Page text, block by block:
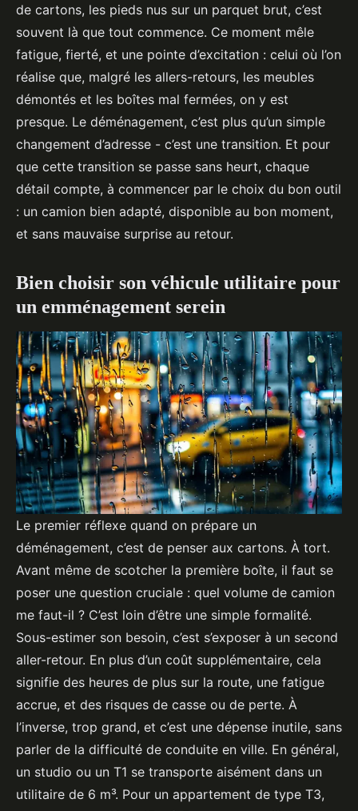
de cartons, les pieds nus sur un parquet brut, c’est
souvent là que tout commence. Ce moment mêle
fatigue, fierté, et une pointe d’excitation : celui où l’on
réalise que, malgré les allers-retours, les meubles
démontés et les boîtes mal fermées, on y est
presque. Le déménagement, c’est plus qu’un simple
changement d’adresse - c’est une transition. Et pour
que cette transition se passe sans heurt, chaque
détail compte, à commencer par le choix du bon outil
: un camion bien adapté, disponible au bon moment,
et sans mauvaise surprise au retour.
Bien choisir son véhicule utilitaire pour
un emménagement serein
Le premier réflexe quand on prépare un
déménagement, c’est de penser aux cartons. À tort.
Avant même de scotcher la première boîte, il faut se
poser une question cruciale : quel volume de camion
me faut-il ? C’est loin d’être une simple formalité.
Sous-estimer son besoin, c’est s’exposer à un second
aller-retour. En plus d’un coût supplémentaire, cela
signifie des heures de plus sur la route, une fatigue
accrue, et des risques de casse ou de perte. À
l’inverse, trop grand, et c’est une dépense inutile, sans
parler de la difficulté de conduite en ville. En général,
un studio ou un T1 se transporte aisément dans un
utilitaire de 6 m³. Pour un appartement de type T3,